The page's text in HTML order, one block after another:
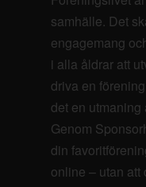
samhälle. Det
engagemang
i alla åldrar att
driva en
det en utmaning
Genom
din
online – utan att